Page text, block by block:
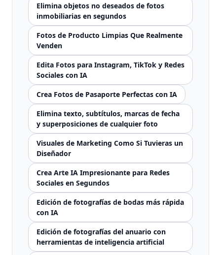
Elimina objetos no deseados de fotos
inmobiliarias en segundos
Fotos de Producto Limpias Que Realmente
Venden
Edita Fotos para Instagram, TikTok y Redes
Sociales con IA
Crea Fotos de Pasaporte Perfectas con IA
Elimina texto, subtítulos, marcas de fecha
y superposiciones de cualquier foto
Visuales de Marketing Como Si Tuvieras un
Diseñador
Crea Arte IA Impresionante para Redes
Sociales en Segundos
Edición de fotografías de bodas más rápida
con IA
Edición de fotografías del anuario con
herramientas de inteligencia artificial